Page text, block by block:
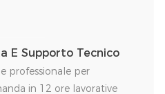
E Supporto Tecnico
professionale per
in 12 ore lavorative